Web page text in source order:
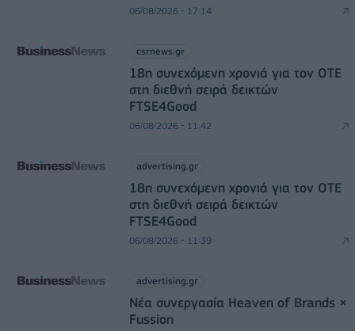
06/08/2026 - 17:14
csrnews.gr
18η συνεχόμενη χρονιά για τον ΟΤΕ
στη διεθνή σειρά δεικτών
FTSE4Good
06/08/2026 - 11:42
advertising.gr
18η συνεχόμενη χρονιά για τον ΟΤΕ
στη διεθνή σειρά δεικτών
FTSE4Good
06/08/2026 - 11:39
advertising.gr
Νέα συνεργασία Heaven of Brands ×
Fussion